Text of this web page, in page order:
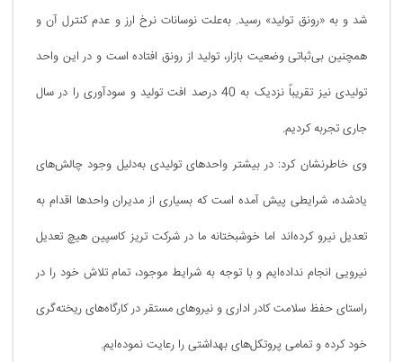
شد و به «رونق تولید» رسید. به‌علت نوسانات نرخ ارز و عدم کنترل آن و
همچنین بی‌ثباتی وضعیت بازار، تولید از رونق افتاده است و در این واحد
تولیدی نیز تقریباً نزدیک به 40 درصد افت تولید و سودآوری را در سال
جاری تجربه کردیم.
وی خاطرنشان کرد: در بیشتر واحدهای تولیدی به‌دلیل وجود چالش‌های
یادشده، شرایطی پیش آمده است که بسیاری از مدیران واحدها اقدام به
تعدیل نیرو کرده‌اند اما خوشبختانه ما در شرکت تریز کاسپین هیچ تعدیل
نیرویی انجام نداده‌ایم و با توجه به شرایط موجود، تمام تلاش خود را در
راستای حفظ سلامت کادر اداری و نیروهای مستقر در کارگاه‌های ریخته‌گری
خود کرده و تمامی پروتکل‌های بهداشتی را رعایت نموده‌ایم.